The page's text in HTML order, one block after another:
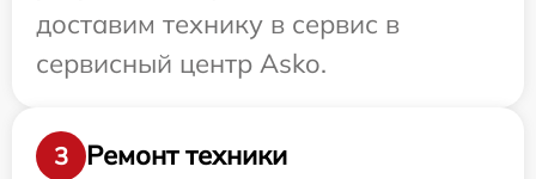
доставим технику в сервис в
сервисный центр Asko.
3
Ремонт техники